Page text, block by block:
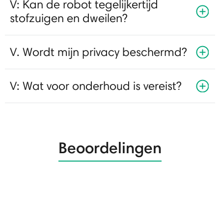
V: Kan de robot tegelijkertijd
stofzuigen en dweilen?
V. Wordt mijn privacy beschermd?
V: Wat voor onderhoud is vereist?
Beoordelingen